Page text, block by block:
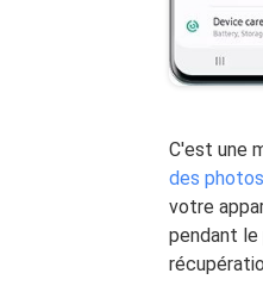
C'est une
des photos
votre
pendant le